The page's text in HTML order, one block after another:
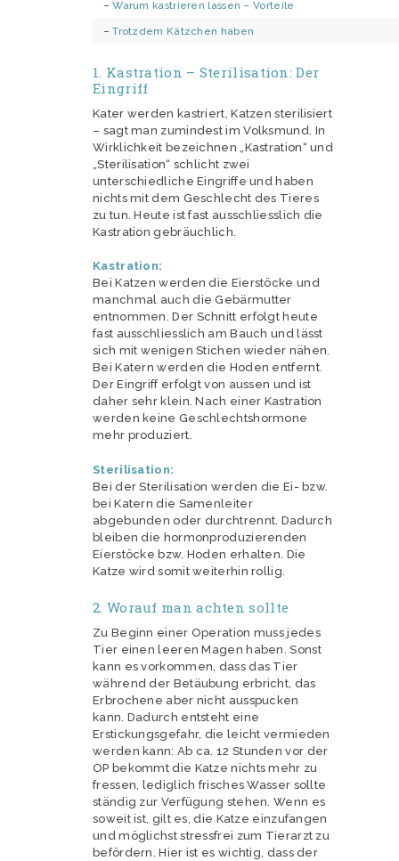
–Warum kastrieren lassen – Vorteile
–Trotzdem Kätzchen haben
1. Kastration – Sterilisation: Der
Eingriff
Kater werden kastriert, Katzen sterilisiert
– sagt man zumindest im Volksmund. In
Wirklichkeit bezeichnen „Kastration“ und
„Sterilisation“ schlicht zwei
unterschiedliche Eingriffe und haben
nichts mit dem Geschlecht des Tieres
zu tun. Heute ist fast ausschliesslich die
Kastration gebräuchlich.
Kastration:
Bei Katzen werden die Eierstöcke und
manchmal auch die Gebärmutter
entnommen. Der Schnitt erfolgt heute
fast ausschliesslich am Bauch und lässt
sich mit wenigen Stichen wieder nähen.
Bei Katern werden die Hoden entfernt.
Der Eingriff erfolgt von aussen und ist
daher sehr klein. Nach einer Kastration
werden keine Geschlechtshormone
mehr produziert.
Sterilisation:
Bei der Sterilisation werden die Ei- bzw.
bei Katern die Samenleiter
abgebunden oder durchtrennt. Dadurch
bleiben die hormonproduzierenden
Eierstöcke bzw. Hoden erhalten. Die
Katze wird somit weiterhin rollig.
2. Worauf man achten sollte
Zu Beginn einer Operation muss jedes
Tier einen leeren Magen haben. Sonst
kann es vorkommen, dass das Tier
während der Betäubung erbricht, das
Erbrochene aber nicht ausspucken
kann. Dadurch entsteht eine
Erstickungsgefahr, die leicht vermieden
werden kann: Ab ca. 12 Stunden vor der
OP bekommt die Katze nichts mehr zu
fressen, lediglich frisches Wasser sollte
ständig zur Verfügung stehen. Wenn es
soweit ist, gilt es, die Katze einzufangen
und möglichst stressfrei zum Tierarzt zu
befördern. Hier ist es wichtig, dass der